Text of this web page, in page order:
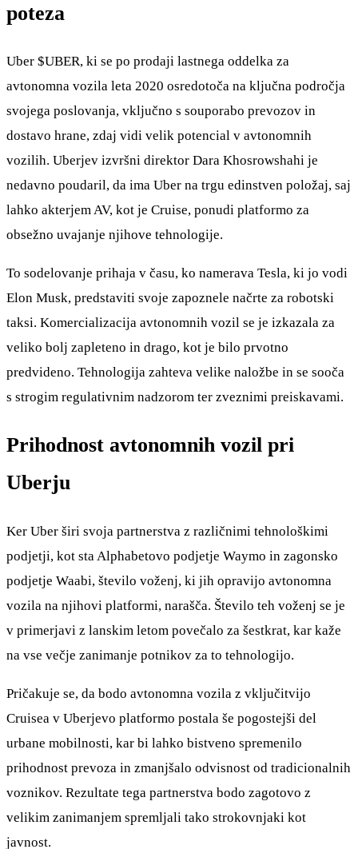
poteza
Uber $UBER, ki se po prodaji lastnega oddelka za
avtonomna vozila leta 2020 osredotoča na ključna področja
svojega poslovanja, vključno s souporabo prevozov in
dostavo hrane, zdaj vidi velik potencial v avtonomnih
vozilih. Uberjev izvršni direktor Dara Khosrowshahi je
nedavno poudaril, da ima Uber na trgu edinstven položaj, saj
lahko akterjem AV, kot je Cruise, ponudi platformo za
obsežno uvajanje njihove tehnologije.
To sodelovanje prihaja v času, ko namerava Tesla, ki jo vodi
Elon Musk, predstaviti svoje zapoznele načrte za robotski
taksi. Komercializacija avtonomnih vozil se je izkazala za
veliko bolj zapleteno in drago, kot je bilo prvotno
predvideno. Tehnologija zahteva velike naložbe in se sooča
s strogim regulativnim nadzorom ter zveznimi preiskavami.
Prihodnost avtonomnih vozil pri
Uberju
Ker Uber širi svoja partnerstva z različnimi tehnološkimi
podjetji, kot sta Alphabetovo podjetje Waymo in zagonsko
podjetje Waabi, število voženj, ki jih opravijo avtonomna
vozila na njihovi platformi, narašča. Število teh voženj se je
v primerjavi z lanskim letom povečalo za šestkrat, kar kaže
na vse večje zanimanje potnikov za to tehnologijo.
Pričakuje se, da bodo avtonomna vozila z vključitvijo
Cruisea v Uberjevo platformo postala še pogostejši del
urbane mobilnosti, kar bi lahko bistveno spremenilo
prihodnost prevoza in zmanjšalo odvisnost od tradicionalnih
voznikov. Rezultate tega partnerstva bodo zagotovo z
velikim zanimanjem spremljali tako strokovnjaki kot
javnost.